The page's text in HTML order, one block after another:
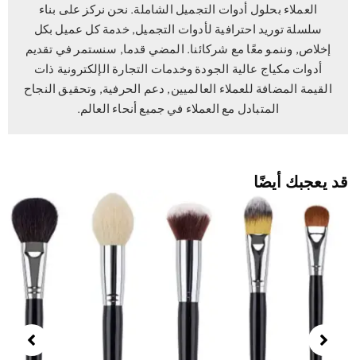
العملاء بحلول أدوات التجميل الشاملة. نحن نركز على بناء
سلسلة توريد احترافية لأدوات التجميل, خدمة كل عميل بكل
إخلاص, وننمو معًا مع شركائنا. المضي قدما, سنستمر في تقديم
أدوات مكياج عالية الجودة وخدمات التجارة الإلكترونية ذات
القيمة المضافة للعملاء العالميين, دعم الحرفية, وتحقيق النجاح
المتبادل مع العملاء في جميع أنحاء العالم.
يعجبك أيضًا